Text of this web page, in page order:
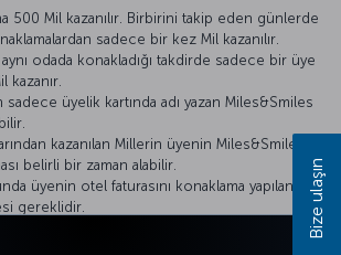
500 Mil kazanılır. Birbirini takip eden günlerde
sadece bir kez Mil kazanılır.
odada konakladığı takdirde sadece bir üye
kazanır.
sadece üyelik kartında adı yazan Miles&Smiles
kazanılan Millerin üyenin Miles&Smiles
belirli bir zaman alabilir.
üyenin otel faturasını konaklama yapılan
gereklidir.
Bize ulaşın